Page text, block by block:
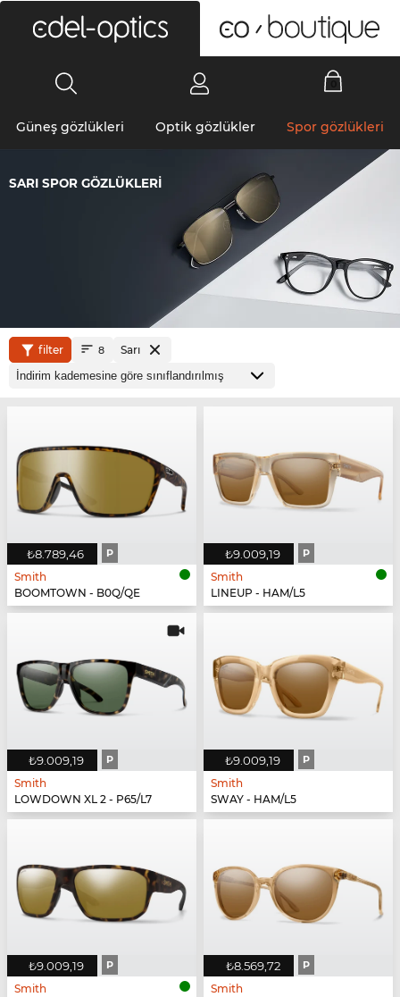
Güneş gözlükleri Optik gözlükler Spor gözlükleri
SARI SPOR GÖZLÜKLERI
filter 8 Sarı
₺8.789,46 P
Smith
BOOMTOWN - B0Q/QE
₺9.009,19 P
Smith
LINEUP - HAM/L5
₺9.009,19 P
Smith
LOWDOWN XL 2 - P65/L7
₺9.009,19 P
Smith
SWAY - HAM/L5
₺9.009,19 P
Smith
₺8.569,72 P
Smith